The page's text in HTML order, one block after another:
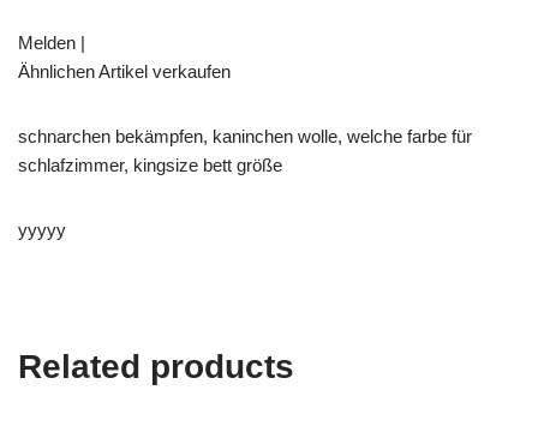
Melden |
Ähnlichen Artikel verkaufen
schnarchen bekämpfen, kaninchen wolle, welche farbe für
schlafzimmer, kingsize bett größe
yyyyy
Related products